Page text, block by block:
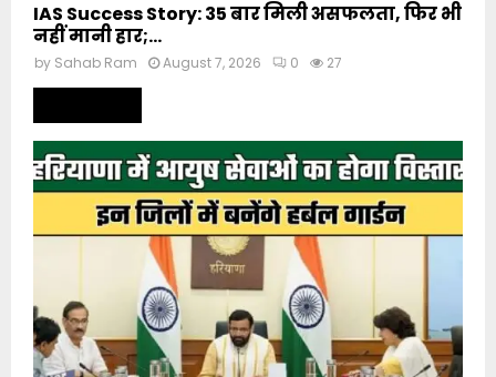
IAS Success Story: 35 बार मिली असफलता, फिर भी
नहीं मानी हार;...
by Sahab Ram August 7, 2026 0 27